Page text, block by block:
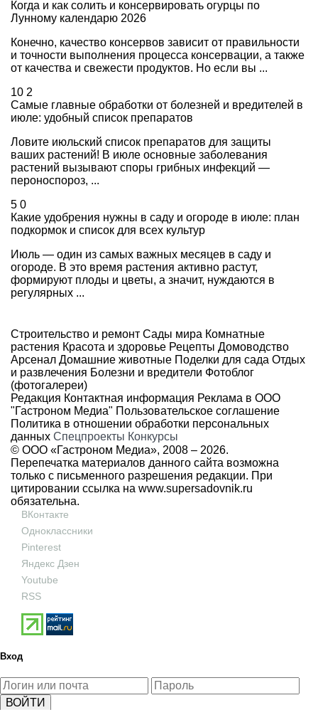
Когда и как солить и консервировать огурцы по
Лунному календарю 2026
Конечно, качество консервов зависит от правильности
и точности выполнения процесса консервации, а также
от качества и свежести продуктов. Но если вы ...
10 2
Самые главные обработки от болезней и вредителей в
июле: удобный список препаратов
Ловите июльский список препаратов для защиты
ваших растений! В июле основные заболевания
растений вызывают споры грибных инфекций —
пероноспороз, ...
5 0
Какие удобрения нужны в саду и огороде в июле: план
подкормок и список для всех культур
Июль — один из самых важных месяцев в саду и
огороде. В это время растения активно растут,
формируют плоды и цветы, а значит, нуждаются в
регулярных ...
Строительство и ремонт Сады мира Комнатные
растения Красота и здоровье Рецепты Домоводство
Арсенал Домашние животные Поделки для сада Отдых
и развлечения Болезни и вредители Фотоблог
(фотогалереи)
Редакция Контактная информация Реклама в ООО
"Гастроном Медиа" Пользовательское соглашение
Политика в отношении обработки персональных
данных Спецпроекты Конкурсы
© ООО «Гастроном Медиа», 2008 – 2026.
Перепечатка материалов данного сайта возможна
только с письменного разрешения редакции. При
цитировании ссылка на www.supersadovnik.ru
обязательна.
ВКонтакте
Одноклассники
Pinterest
Яндекс Дзен
Youtube
RSS
Вход